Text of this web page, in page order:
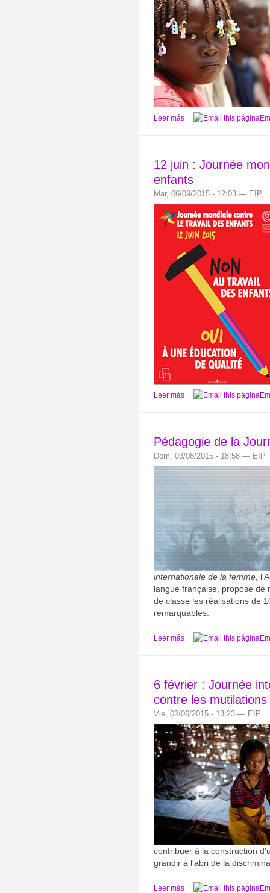
Leer más
12 juin : Journée
enfants
Mar, 06/09/2015 - 12:03 — EIP
Leer más
Pédagogie de la
Dom, 03/08/2015 - 18:58 — EIP
internationale de la femme,
langue française, propose de
de classe les réalisations de
remarquables.
Leer más
6 février : Journée
contre les
Vie, 02/06/2015 - 13:23 — EIP
contribuer à la construction
grandir à l'abri de la
Leer más